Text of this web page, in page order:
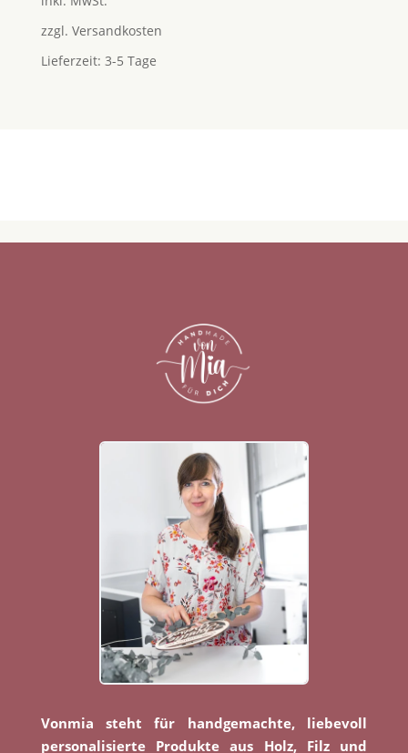
war:
17,95 €12,95 €.
zzgl. Versandkosten
Lieferzeit: 3-5 Tage
Vonmia steht für handgemachte, liebevoll
personalisierte Produkte aus Holz, Filz und